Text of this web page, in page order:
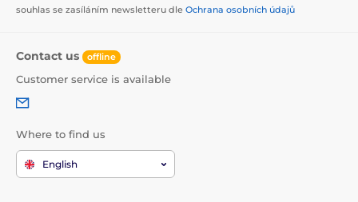
souhlas se zasíláním newsletteru dle Ochrana osobních údajů
Contact us offline
Customer service is available
Where to find us
English